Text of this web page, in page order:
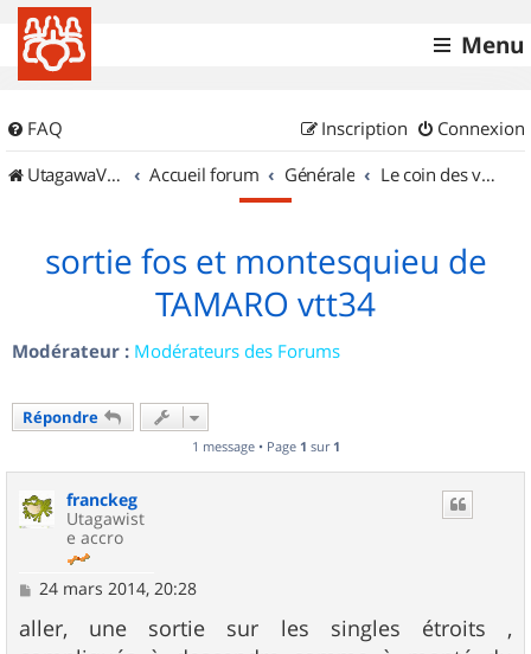
Menu
FAQ Connexion
Inscription
UtagawaVTT (Randos VTT et VTTAE avec traces GPS)
Accueil forum Générale Le coin des vidéastes
sortie fos et montesquieu de
TAMARO vtt34
Modérateur : Modérateurs des Forums
Répondre
1 message • Page 1 sur 1
franckeg
Utagawist
e accro
M
s
s
24 mars 2014, 20:28
aller, une sortie sur les singles étroits ,